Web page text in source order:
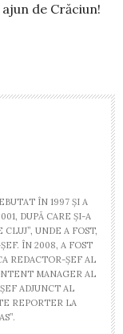
de Crăciun!
ÎN 1997 ŞI A
DUPĂ CARE ŞI-A
UNDE A FOST,
ÎN 2008, A FOST
REDACTOR-ŞEF AL
MANAGER AL
ADJUNCT AL
REPORTER LA